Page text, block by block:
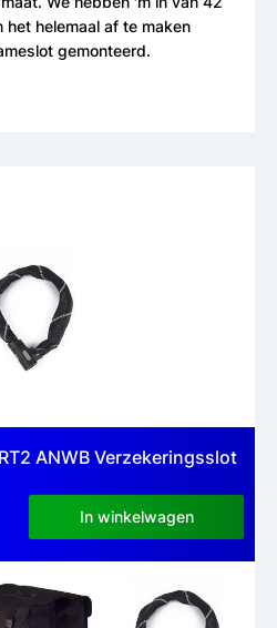
ANWB Verzekeringsslot
In winkelwagen
het helemaal af te maken
gemonteerd.